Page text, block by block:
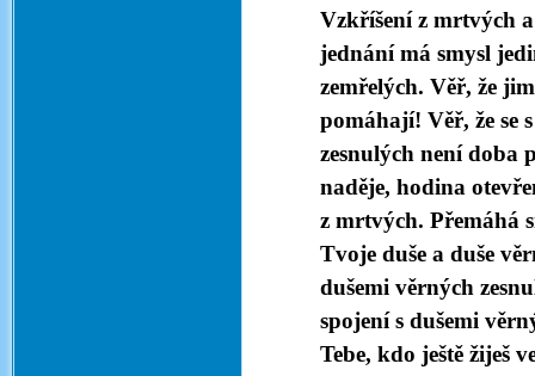
Vzkříšení z mrtvých
jednání má smysl
zemřelých. Věř, že
pomáhají! Věř, že se
zesnulých není doba
naděje, hodina
z mrtvých. Přemáhá
Tvoje duše a duše
dušemi věrných
spojení s dušemi
Tebe, kdo ještě žiješ